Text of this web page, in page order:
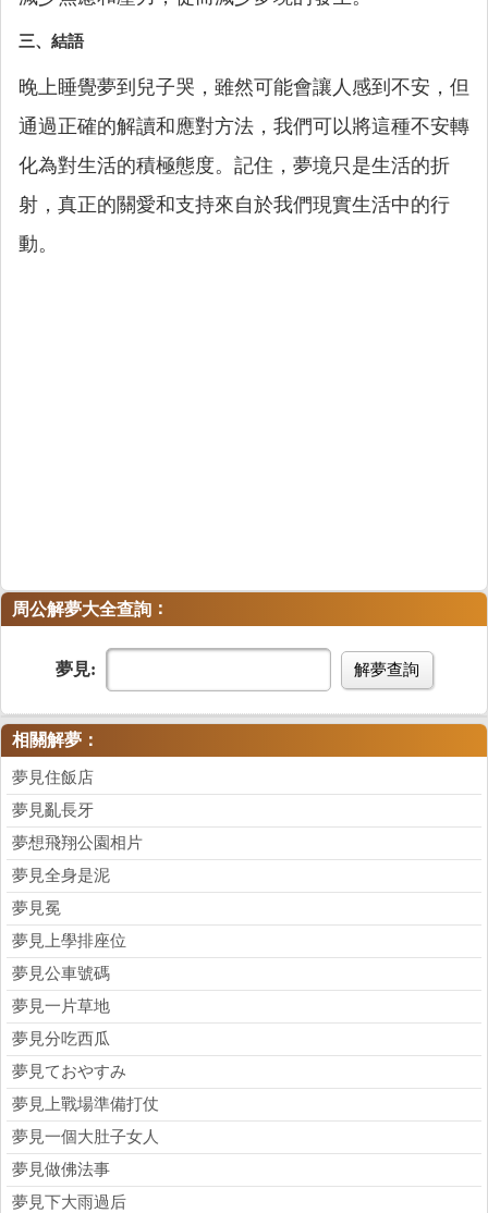
三、結語
晚上睡覺夢到兒子哭，雖然可能會讓人感到不安，但
通過正確的解讀和應對方法，我們可以將這種不安轉
化為對生活的積極態度。記住，夢境只是生活的折
射，真正的關愛和支持來自於我們現實生活中的行
動。
周公解夢大全查詢 ：
夢見: 解夢查詢
相關解夢：
夢見住飯店
夢見亂長牙
夢想飛翔公園相片
夢見全身是泥
夢見冕
夢見上學排座位
夢見公車號碼
夢見一片草地
夢見分吃西瓜
夢見ておやすみ
夢見上戰場準備打仗
夢見一個大肚子女人
夢見做佛法事
夢見下大雨過后